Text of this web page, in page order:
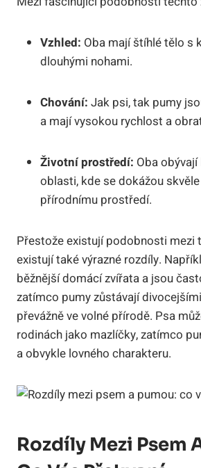
Vzhled: Oba mají štíhlé tělo s
dlouhými nohami.
Chování: Jak psi, tak pumy
a mají vysokou rychlost a
Životní prostředí: Oba
oblasti, kde se dokážou
přírodnímu prostředí.
Přestože existují podobnosti mezi
existují také výrazné rozdíly.
běžnější domácí zvířata a jsou
zatímco pumy zůstávají
převážně ve volné přírodě. Psa
rodinách jako mazlíčky, zatímco
a obvykle lovného charakteru.
Rozdíly Mezi Psem